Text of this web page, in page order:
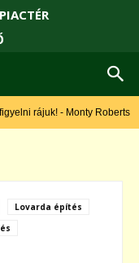
PIACTÉR
rájuk! - Monty Roberts
Lovarda építés